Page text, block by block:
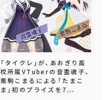
「タイクレ」が、あおぎり高
校所属VTuberの音霊魂子、
栗駒こまるによる「たまこ
ま」初のプライズを7...